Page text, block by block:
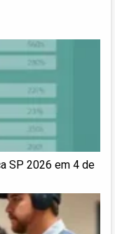
SP 2026 em 4 de